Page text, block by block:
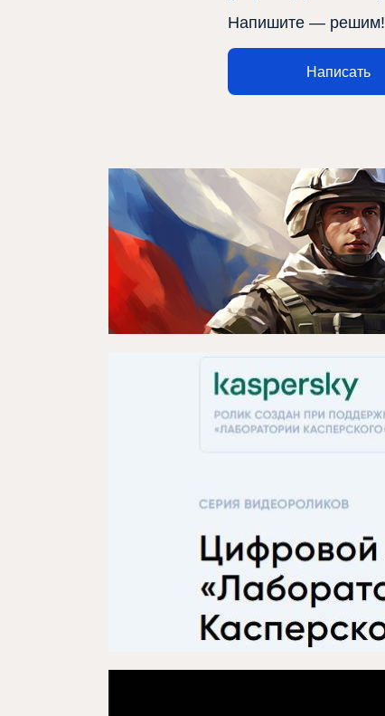
Афиша
Театр турында
Яңалыклар
Репертуар
Проектлар
Напишите — решим!
Написать